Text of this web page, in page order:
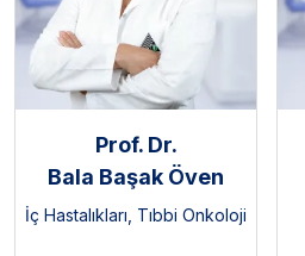
Prof. Dr.
Bala Başak Öven
İç Hastalıkları Tıbbi Onkoloji